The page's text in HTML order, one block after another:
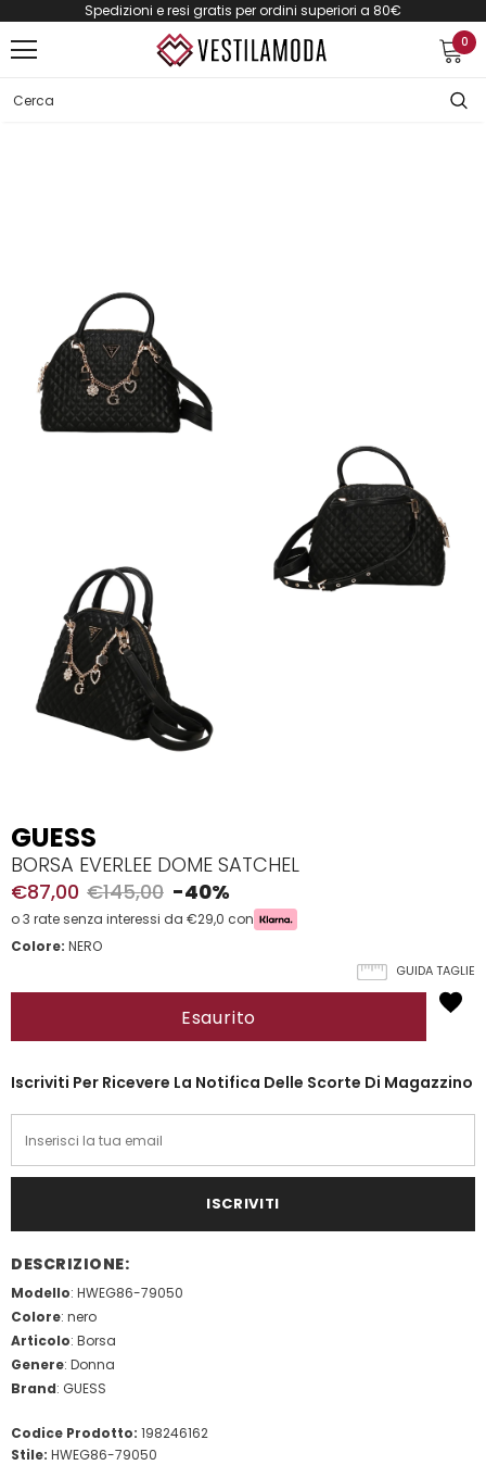
Spedizioni e resi gratis per ordini superiori a 80€
0
GUESS
BORSA EVERLEE DOME SATCHEL
€87,00 €145,00 -40%
o 3 rate senza interessi da €29,0 con
Colore: NERO
GUIDA TAGLIE
Iscriviti Per Ricevere La Notifica Delle Scorte Di Magazzino
DESCRIZIONE:
Modello: HWEG86-79050
Colore: nero
Articolo: Borsa
Genere: Donna
Brand: GUESS
Codice Prodotto: 198246162
Stile: HWEG86-79050